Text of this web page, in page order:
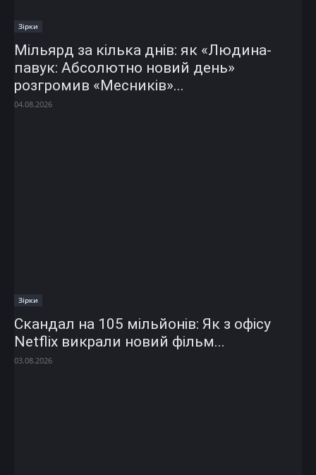
Зірки
Мільярд за кілька днів: як «Людина-
павук: Абсолютно новий день»
розгромив «Месників»...
04.08.2026
Зірки
Скандал на 105 мільйонів: Як з офісу
Netflix викрали новий фільм...
03.08.2026